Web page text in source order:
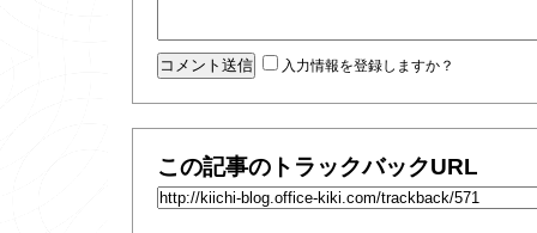
入力情報を登録しますか？
この記事のトラックバックURL